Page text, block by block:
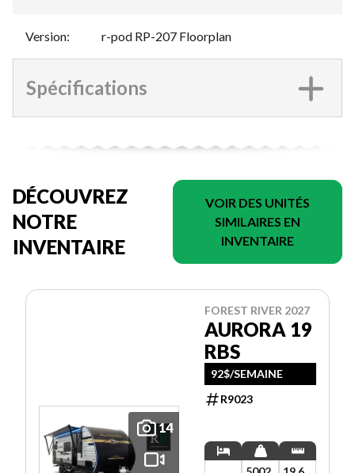
Version: r-pod RP-207 Floorplan
Spécifications
DÉCOUVREZ
NOTRE
INVENTAIRE
VOIR DES UNITÉS
SIMILAIRES EN
INVENTAIRE
14
FOREST RIVER 2027
AURORA 19
RBS
92$/SEMAINE
R9023